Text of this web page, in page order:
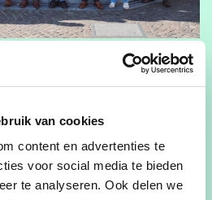
van cookies
content en advertenties te
voor social media te bieden
te analyseren. Ook delen we
CD&V Nieuwpoort als
schepen Bert Gunst
het aangekondigde afscheid
Vanden Broucke. “Met